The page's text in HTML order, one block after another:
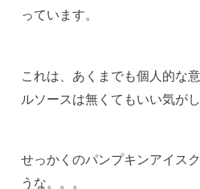
っています。
これは、あくまでも個人的な
ルソースは無くてもいい気がし
せっかくのパンプキンアイス
うな。。。